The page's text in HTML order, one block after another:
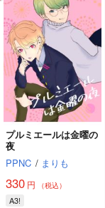
プルミエールは金曜の
夜
PPNC / まりも
330 円 （税込）
A3!